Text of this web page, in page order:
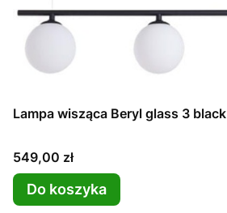
Lampa wisząca Beryl glass 3 black
Cena
549,00 zł
Do koszyka